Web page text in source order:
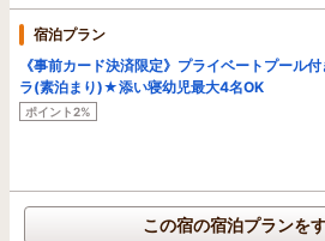
宿泊プラン
《事前カード決済限定》プライベートプール
ラ(素泊まり)★添い寝幼児最大4名OK
ポイント2%
この宿の宿泊プランを